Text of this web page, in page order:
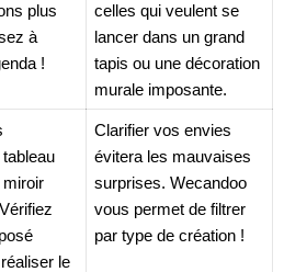
plus
à
!
celles qui veulent se
lancer dans un grand
tapis ou une décoration
murale imposante.
tableau
miroir
le
Clarifier vos envies
évitera les mauvaises
surprises. Wecandoo
vous permet de filtrer
par type de création !